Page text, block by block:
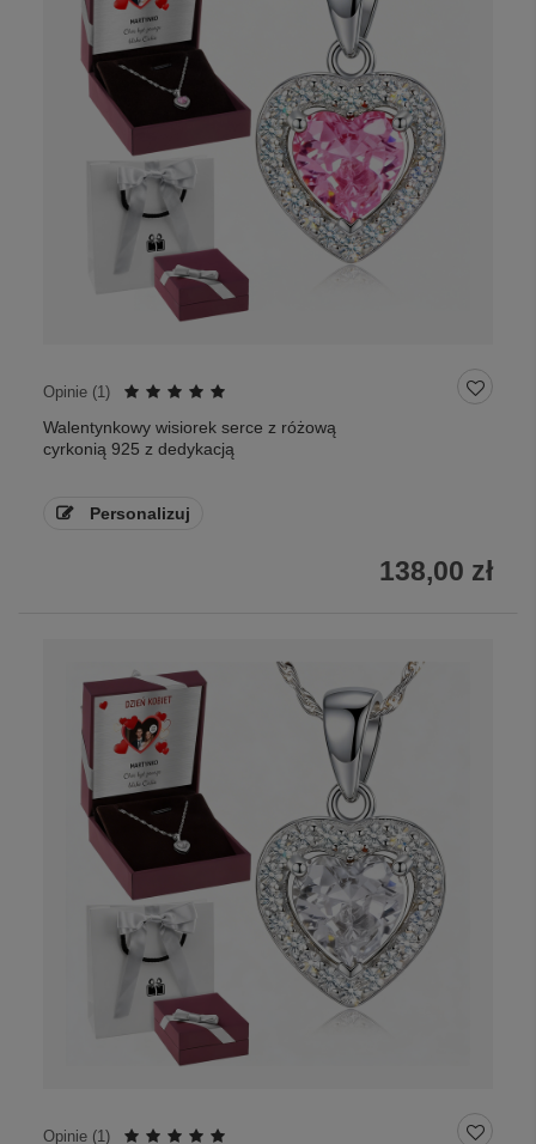
Opinie (1)
Walentynkowy wisiorek serce z różową
cyrkonią 925 z dedykacją
Personalizuj
138,00 zł
Opinie (1)